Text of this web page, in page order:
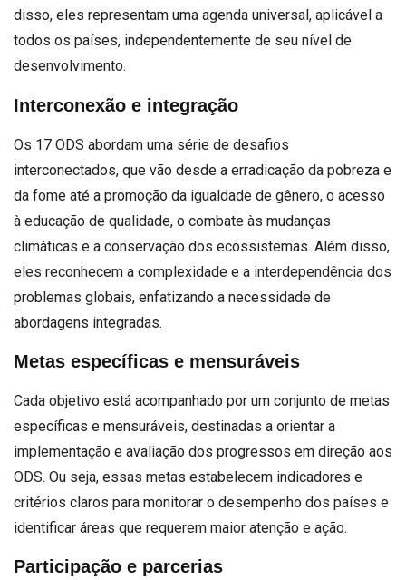
disso, eles representam uma agenda universal, aplicável a
todos os países, independentemente de seu nível de
desenvolvimento.
Interconexão e integração
Os 17 ODS abordam uma série de desafios
interconectados, que vão desde a erradicação da pobreza e
da fome até a promoção da igualdade de gênero, o acesso
à educação de qualidade, o combate às mudanças
climáticas e a conservação dos ecossistemas. Além disso,
eles reconhecem a complexidade e a interdependência dos
problemas globais, enfatizando a necessidade de
abordagens integradas.
Metas específicas e mensuráveis
Cada objetivo está acompanhado por um conjunto de metas
específicas e mensuráveis, destinadas a orientar a
implementação e avaliação dos progressos em direção aos
ODS. Ou seja, essas metas estabelecem indicadores e
critérios claros para monitorar o desempenho dos países e
identificar áreas que requerem maior atenção e ação.
Participação e parcerias